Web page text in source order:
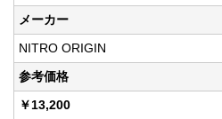
メーカー
NITRO ORIGIN
参考価格
￥13,200